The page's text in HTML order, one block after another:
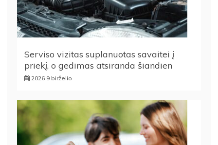
Serviso vizitas suplanuotas savaitei į
priekį, o gedimas atsiranda šiandien
2026 9 birželio